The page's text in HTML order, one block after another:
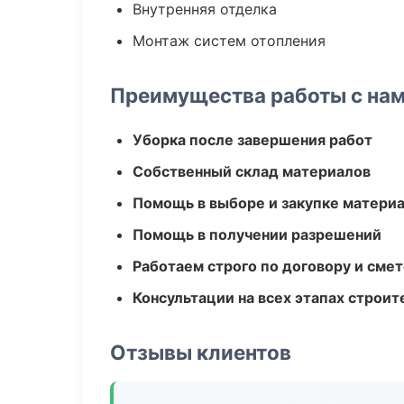
Внутренняя отделка
Монтаж систем отопления
Преимущества работы с
Уборка после завершения работ
Собственный склад материалов
Помощь в выборе и закупке
Помощь в получении разрешений
Работаем строго по договору и
Консультации на всех этапах
Отзывы клиентов